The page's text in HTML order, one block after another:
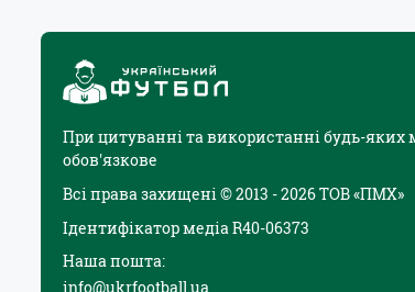
При цитуванні та використанні будь-яких
обов'язкове
Всі права захищені © 2013 - 2026 ТОВ «ПМХ»
Ідентифікатор медіа R40-06373
Наша пошта:
info@ukrfootball.ua